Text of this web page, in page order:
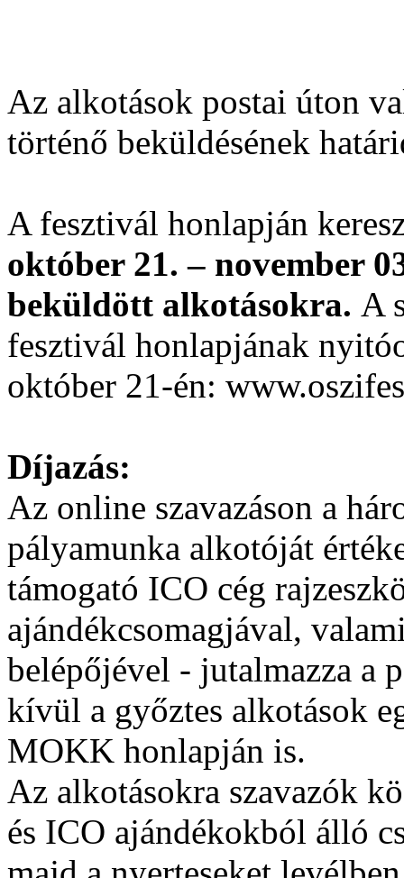
Az alkotások postai úton
történő beküldésének
A fesztivál honlapján
október 21. – november
beküldött alkotásokra. A
fesztivál honlapjának
október 21-én:
Díjazás:
Az online szavazáson a
pályamunka alkotóját
támogató ICO cég
ajándékcsomagjával,
belépőjével - jutalmazza a
kívül a győztes alkotások
MOKK honlapján is.
Az alkotásokra szavazók
és ICO ajándékokból álló